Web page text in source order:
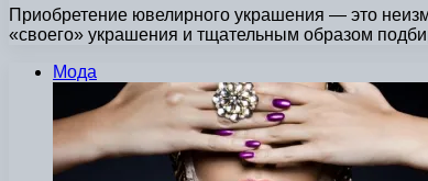
Приобретение ювелирного украшения — это
«своего» украшения и тщательным образом
Мода